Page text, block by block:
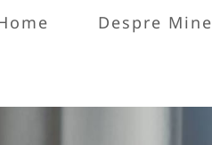
Despre Mine